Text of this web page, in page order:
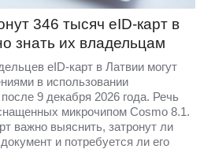
346 тысяч eID-карт в
знать их владельцам
eID-карт в Латвии могут
в использовании
9 декабря 2026 года. Речь
микрочипом Cosmo 8.1.
важно выяснить, затронут ли
и потребуется ли его